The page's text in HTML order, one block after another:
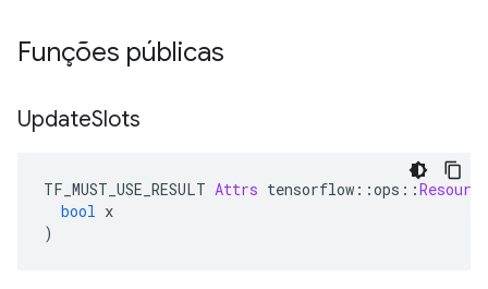
Funções públicas
UpdateSlots
TF_MUST_USE_RESULT Attrs tensorflow ::ops ::
bool x
)